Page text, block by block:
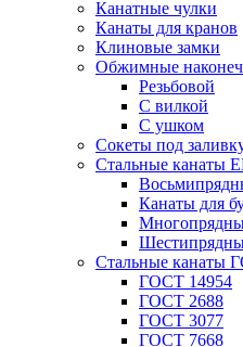
Канатные чулки
Канаты для кранов
Клиновые замки
Обжимные
Резьбовой
С вилкой
С ушком
Сокеты под
Стальные канаты
Канаты для
Стальные канаты
ГОСТ 14954
ГОСТ 2688
ГОСТ 3077
ГОСТ 7668